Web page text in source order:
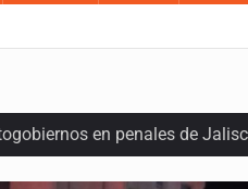
en penales de
del terreno en San